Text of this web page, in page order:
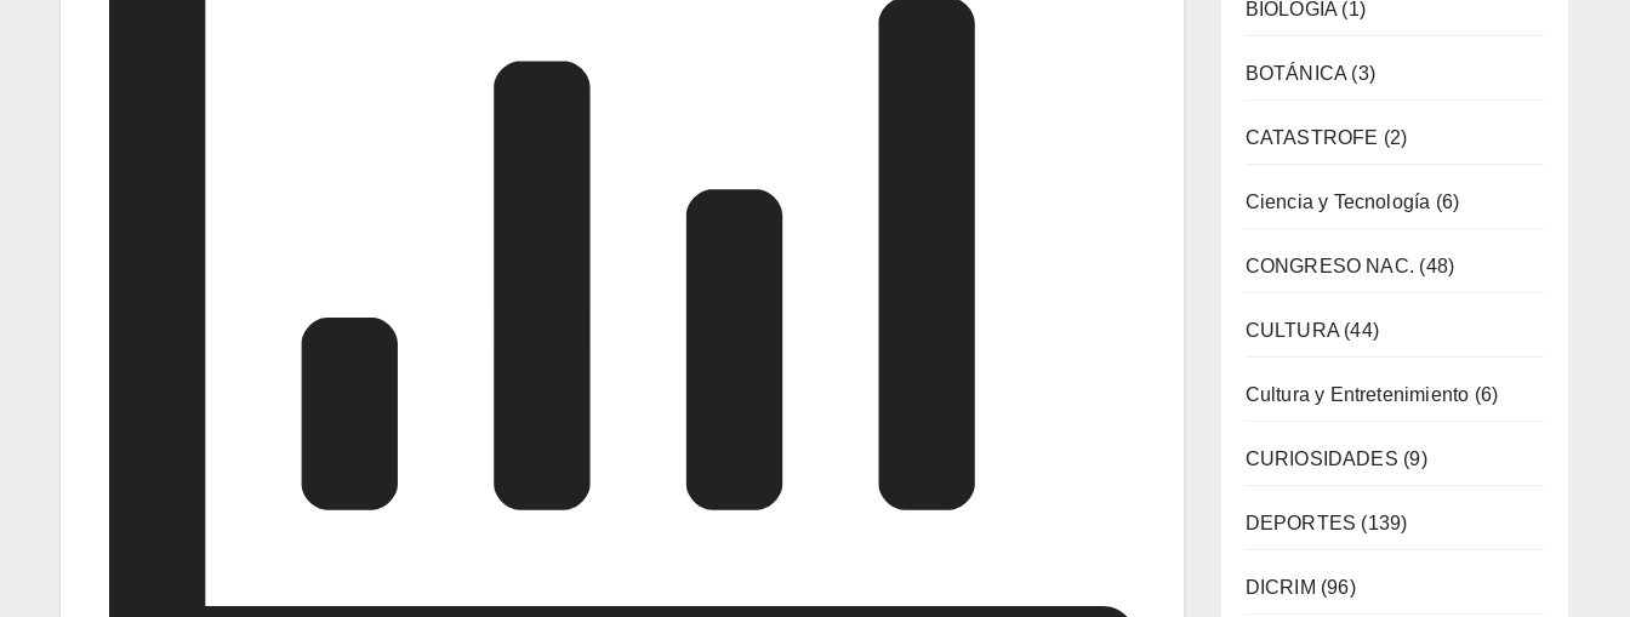
BIOLOGÍA (1)
BOTÁNICA (3)
CATASTROFE (2)
Ciencia y Tecnología (6)
CONGRESO NAC. (48)
CULTURA(44)
Cultura y Entretenimiento (6)
CURIOSIDADES (9)
DEPORTES (139)
DICRIM (96)